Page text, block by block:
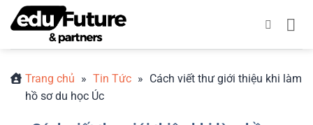
qua
Trang chủ » Tin Tức » Cách viết thư giới thiệu khi làm
hồ sơ du học Úc